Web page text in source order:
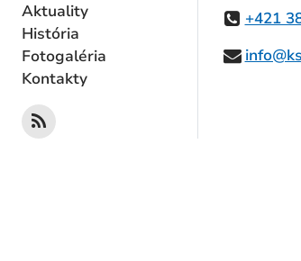
Aktuality
História
Fotogaléria
Kontakty
+421